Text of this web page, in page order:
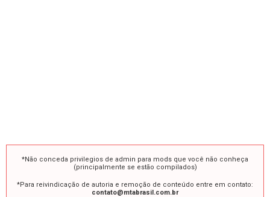
*Não conceda privilegios de admin para mods que você não conheça
(principalmente se estão compilados)
*Para reivindicação de autoria e remoção de conteúdo entre em contato:
contato@mtabrasil.com.br